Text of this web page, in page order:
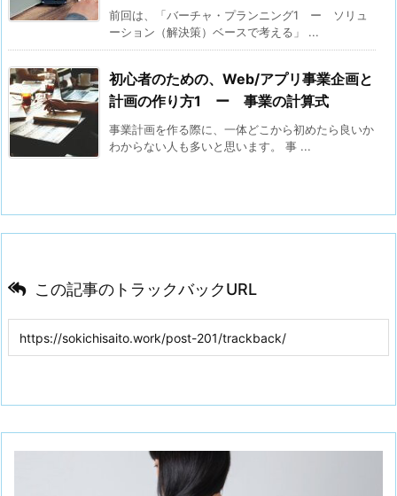
前回は、「バーチャ・プランニング1 ー ソリュ
ーション（解決策）ベースで考える」 ...
初心者のための、Web/アプリ事業企画と
計画の作り方1 ー 事業の計算式
事業計画を作る際に、一体どこから初めたら良いか
わからない人も多いと思います。 事 ...
この記事のトラックバックURL